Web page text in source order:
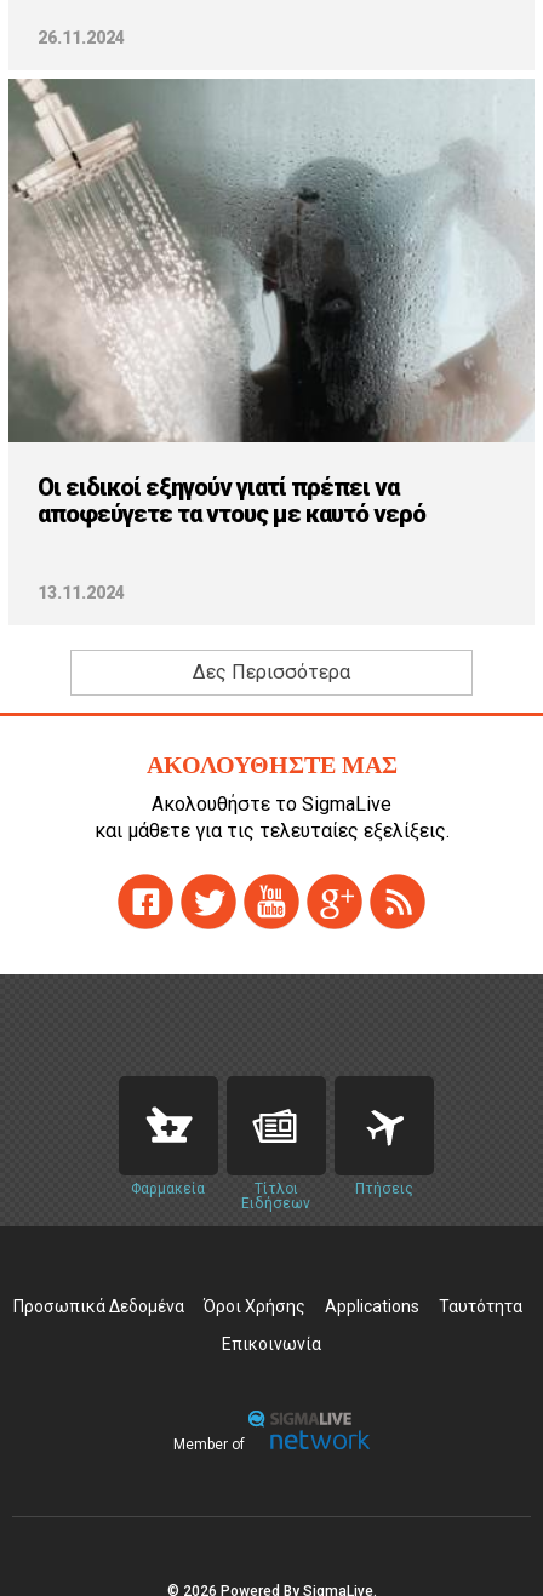
26.11.2024
Οι ειδικοί εξηγούν γιατί πρέπει να
αποφεύγετε τα ντους με καυτό νερό
13.11.2024
Δες Περισσότερα
ΑΚΟΛΟΥΘΗΣΤΕ ΜΑΣ
Ακολουθήστε το SigmaLive
και μάθετε για τις τελευταίες εξελίξεις.
Φαρμακεία
Τίτλοι
Ειδήσεων
Πτήσεις
Προσωπικά Δεδομένα Όροι Χρήσης Applications
Ταυτότητα
Επικοινωνία
Member of
© 2026 Powered By SigmaLive.